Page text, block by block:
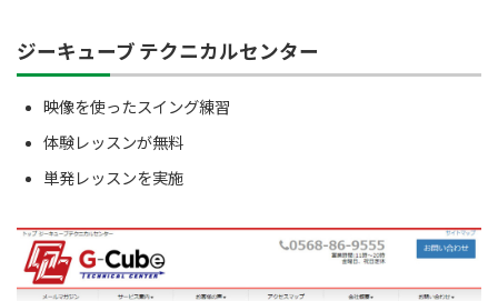
ジーキューブ テクニカルセンター
映像を使ったスイング練習
体験レッスンが無料
単発レッスンを実施